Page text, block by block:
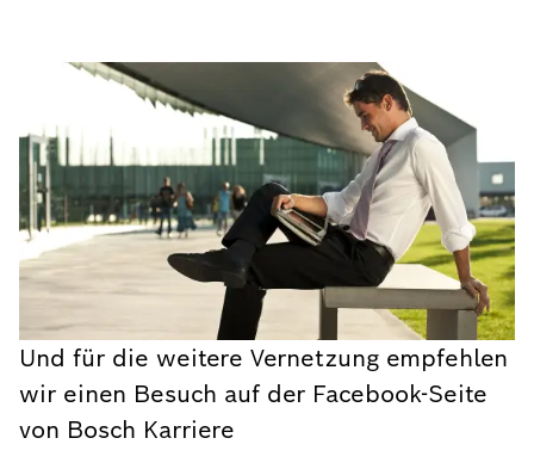
Und für die weitere Vernetzung empfehlen
wir einen Besuch auf der Facebook-Seite
von Bosch Karriere